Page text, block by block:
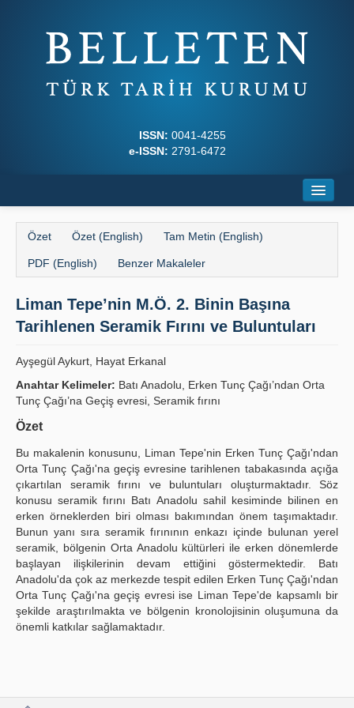
ISSN: 0041-4255
e-ISSN: 2791-6472
Dergi Kurulları
Yazım Kuralları
Kılavuzlar
Özet Özet (English) Tam Metin (English)
PDF (English) Benzer Makaleler
Liman Tepe’nin M.Ö. 2. Binin Başına
Tarihlenen Seramik Fırını ve Buluntuları
Ayşegül Aykurt, Hayat Erkanal
Anahtar Kelimeler: Batı Anadolu, Erken Tunç Çağı’ndan Orta
Tunç Çağı’na Geçiş evresi, Seramik fırını
Özet
Bu makalenin konusunu, Liman Tepe'nin Erken Tunç Çağı'ndan
Orta Tunç Çağı'na geçiş evresine tarihlenen tabakasında açığa
çıkartılan seramik fırını ve buluntuları oluşturmaktadır. Söz
konusu seramik fırını Batı Anadolu sahil kesiminde bilinen en
erken örneklerden biri olması bakımından önem taşımaktadır.
Bunun yanı sıra seramik fırınının enkazı içinde bulunan yerel
seramik, bölgenin Orta Anadolu kültürleri ile erken dönemlerde
başlayan ilişkilerinin devam ettiğini göstermektedir. Batı
Anadolu'da çok az merkezde tespit edilen Erken Tunç Çağı'ndan
Orta Tunç Çağı'na geçiş evresi ise Liman Tepe'de kapsamlı bir
şekilde araştırılmakta ve bölgenin kronolojisinin oluşumuna da
önemli katkılar sağlamaktadır.